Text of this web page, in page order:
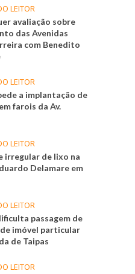
LEITOR
avaliação sobre
das Avenidas
com Benedito
LEITOR
a implantação de
farois da Av.
LEITOR
irregular de lixo na
Delamare em
LEITOR
passagem de
imóvel particular
de Taipas
LEITOR